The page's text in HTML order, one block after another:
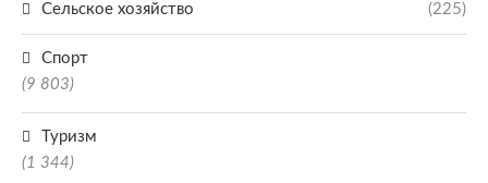
Сельское хозяйство (225)
Спорт
(9 803)
Туризм
(1 344)